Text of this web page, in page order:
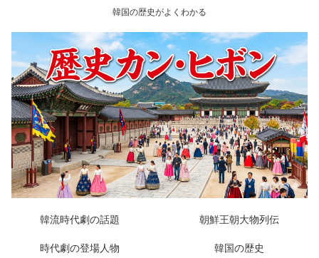
韓国の歴史がよくわかる
韓流時代劇の話題 朝鮮王朝大物列伝
時代劇の登場人物 韓国の歴史